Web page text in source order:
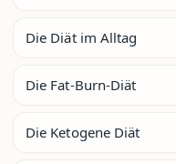
Die Diät im Alltag
Die Fat-Burn-Diät
Die Ketogene Diät